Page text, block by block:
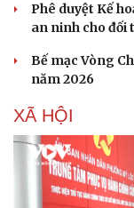
Phê duyệt Kế
an ninh cho đối
Bế mạc Vòng
năm 2026
XÃ HỘI